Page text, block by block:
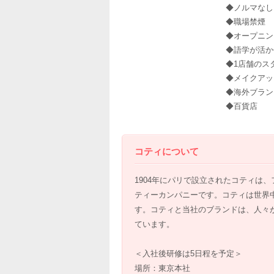
◆ノルマなし
◆職場禁煙
◆オープニン
◆語学が活か
◆1店舗のス
◆メイクア
◆海外ブラ
◆百貨店
コティについて
1904年にパリで設立されたコティは
ティーカンパニーです。コティは世
す。コティと当社のブランドは、人
ています。
＜入社後研修は5日程を予定＞
場所：東京本社